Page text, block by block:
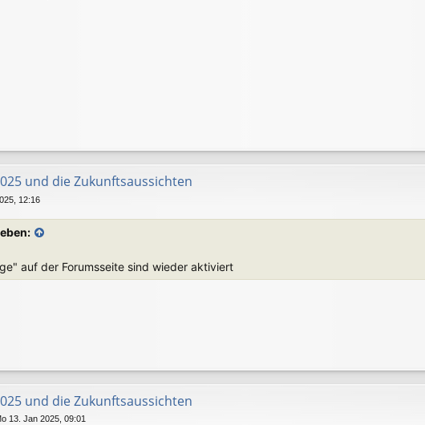
und die Zukunftsaussichten
12:16
auf der Forumsseite sind wieder aktiviert
und die Zukunftsaussichten
13. Jan 2025, 09:01